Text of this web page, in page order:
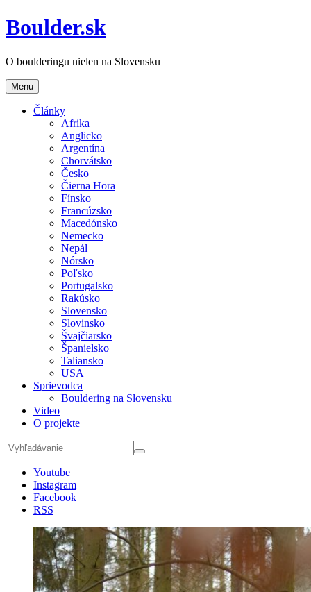
Boulder.sk
O boulderingu nielen na Slovensku
Menu
Články
Afrika
Anglicko
Argentína
Chorvátsko
Česko
Čierna Hora
Fínsko
Francúzsko
Macedónsko
Nemecko
Nepál
Nórsko
Poľsko
Portugalsko
Rakúsko
Slovensko
Slovinsko
Švajčiarsko
Španielsko
Taliansko
USA
Sprievodca
Bouldering na Slovensku
Video
O projekte
Youtube
Instagram
Facebook
RSS